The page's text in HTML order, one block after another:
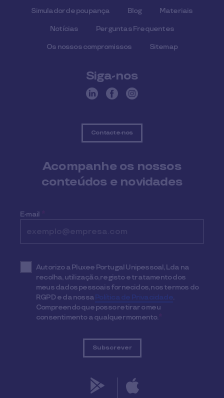
Simulador de poupança Blog Materiais
Notícias Perguntas Frequentes
Os nossos compromissos Sitemap
Siga-nos
Contacte-nos
Acompanhe os nossos
conteúdos e novidades
E-mail *
Autorizo a Pluxee Portugal Unipessoal, Lda na
recolha, utilização, registo e tratamento dos
meus dados pessoais fornecidos, nos termos do
RGPD e da nossaPolítica de Privacidade.
Compreendo que posso retirar o meu
consentimento a qualquer momento.*